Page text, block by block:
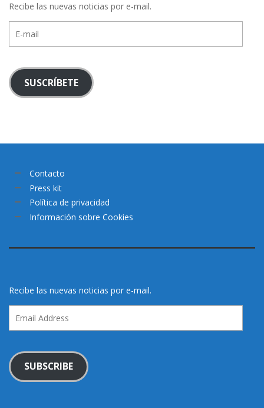
Recibe las nuevas noticias por e-mail.
mail
SUSCRÍBETE
Contacto
Press kit
Política de privacidad
Información sobre Cookies
Recibe las nuevas noticias por e-mail.
Address
SUBSCRIBE